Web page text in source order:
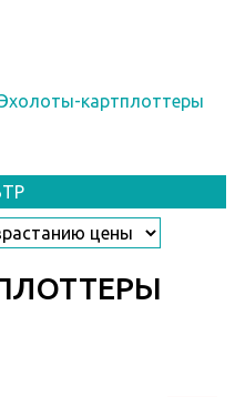
картплоттеры